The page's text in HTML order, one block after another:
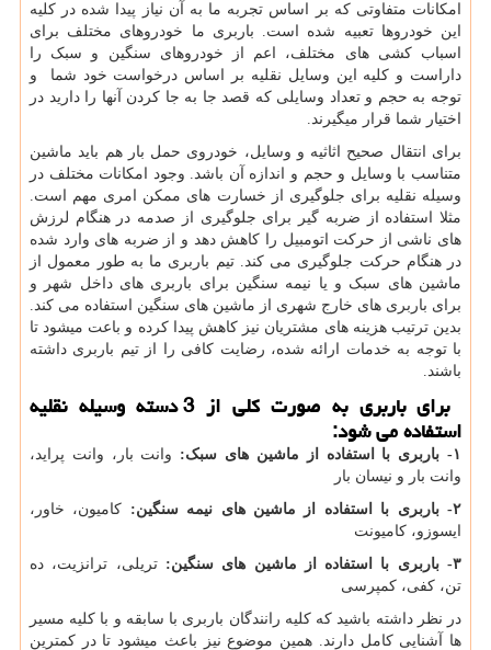
امکانات متفاوتی که بر اساس تجربه ما به آن نیاز پیدا شده در کلیه
این خودروها تعبیه شده است. باربری ما خودروهای مختلف برای
اسباب کشی های مختلف، اعم از خودروهای سنگین و سبک را
داراست و کلیه این وسایل نقلیه بر اساس درخواست خود شما و
توجه به حجم و تعداد وسایلی که قصد جا به جا کردن آنها را دارید در
اختیار شما قرار میگیرند.
برای انتقال صحیح اثاثیه و وسایل، خودروی حمل بار هم باید ماشین
متناسب با وسایل و حجم و اندازه آن باشد. وجود امکانات مختلف در
وسیله نقلیه برای جلوگیری از خسارت های ممکن امری مهم است.
مثلا استفاده از ضربه گیر برای جلوگیری از صدمه در هنگام لرزش
های ناشی از حرکت اتومبیل را کاهش دهد و از ضربه های وارد شده
در هنگام حرکت جلوگیری می کند. تیم باربری ما به طور معمول از
ماشین های سبک و یا نیمه سنگین برای باربری های داخل شهر و
برای باربری های خارج شهری از ماشین های سنگین استفاده می کند.
بدین ترتیب هزینه های مشتریان نیز کاهش پیدا کرده و باعت میشود تا
با توجه به خدمات ارائه شده، رضایت کافی را از تیم باربری داشته
باشند.
برای باربری به صورت کلی از 3 دسته وسیله نقلیه
استفاده می شود:
۱- باربری با استفاده از ماشین های سبک: وانت بار، وانت پراید،
وانت بار و نیسان بار
۲-
باربری با استفاده از ماشین های نیمه سنگین: کامیون، خاور،
ایسوزو، کامیونت
۳-
باربری با استفاده از ماشین های سنگین: تریلی، ترانزیت، ده
تن، کفی، کمپرسی
در نظر داشته باشید که کلیه رانندگان باربری با سابقه و با کلیه مسیر
ها آشنایی کامل دارند. همین موضوع نیز باعث میشود تا در کمترین